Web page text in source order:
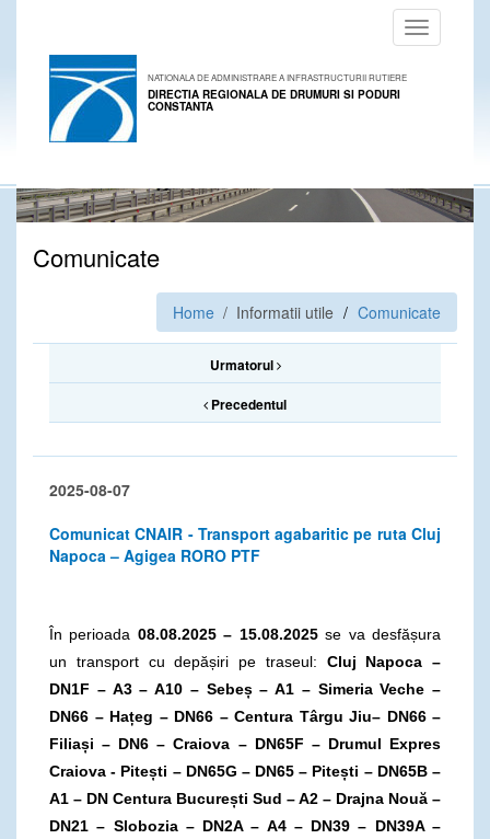
Toggle
navigation
NATIONALA DE ADMINISTRARE A INFRASTRUCTURII RUTIERE
DIRECTIA REGIONALA DE DRUMURI SI PODURI
CONSTANTA
Comunicate
Home / Informatii utile Comunicate
Urmatorul
Precedentul
2025-08-07
Comunicat CNAIR - Transport agabaritic pe ruta Cluj
Napoca – Agigea RORO PTF
În perioada 08.08.2025 – 15.08.2025se va desfășura
un transport cu depășiri pe traseul: Cluj Napoca –
DN1F – A3 – A10 – Sebeș – A1 – Simeria Veche –
DN66 – Hațeg – DN66 – Centura Târgu Jiu– DN66 –
Filiași – DN6 – Craiova – DN65F – Drumul Expres
Craiova - Pitești – DN65G – DN65 – Pitești – DN65B –
A1 – DN Centura București Sud – A2 – Drajna Nouă –
DN21 – Slobozia – DN2A – A4 – DN39 – DN39A –